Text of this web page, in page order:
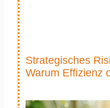
Strategisches
Warum Effizienz